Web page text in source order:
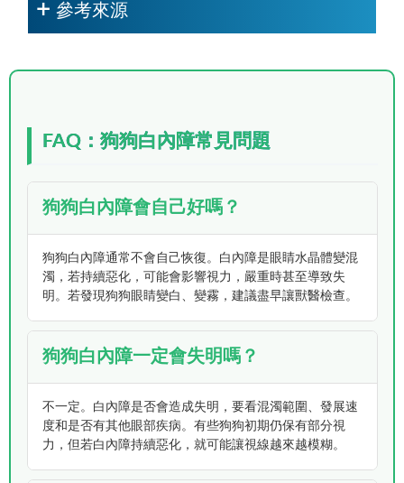
參考來源
FAQ：狗狗白內障常見問題
狗狗白內障會自己好嗎？
狗狗白內障通常不會自己恢復。白內障是眼睛水晶體變混
濁，若持續惡化，可能會影響視力，嚴重時甚至導致失
明。若發現狗狗眼睛變白、變霧，建議盡早讓獸醫檢查。
狗狗白內障一定會失明嗎？
不一定。白內障是否會造成失明，要看混濁範圍、發展速
度和是否有其他眼部疾病。有些狗狗初期仍保有部分視
力，但若白內障持續惡化，就可能讓視線越來越模糊。